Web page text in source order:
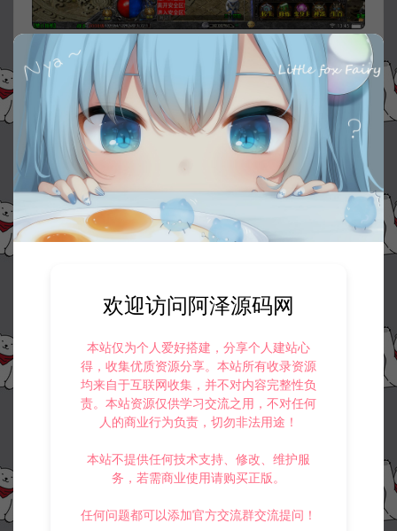
欢迎访问阿泽源码网
本站仅为个人爱好搭建，分享个人建站心
得，收集优质资源分享。本站所有收录资源
均来自于互联网收集，并不对内容完整性负
责。本站资源仅供学习交流之用，不对任何
人的商业行为负责，切勿非法用途！
本站不提供任何技术支持、修改、维护服
务，若需商业使用请购买正版。
任何问题都可以添加官方交流群交流提问！